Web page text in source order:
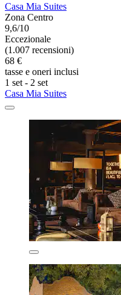
Casa Mia Suites
Zona Centro
9,6/10
Eccezionale
(1.007 recensioni)
68 €
tasse e oneri inclusi
1 set - 2 set
Casa Mia Suites